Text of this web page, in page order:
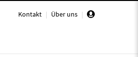
Kontakt | Über uns |